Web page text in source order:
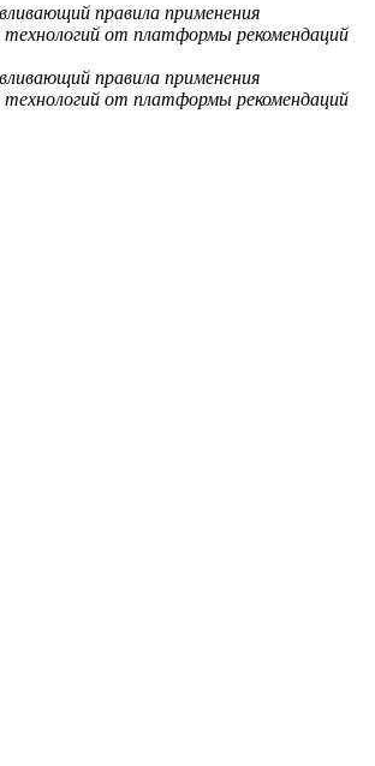
правила применения
технологий от платформы рекомендаций
правила применения
технологий от платформы рекомендаций